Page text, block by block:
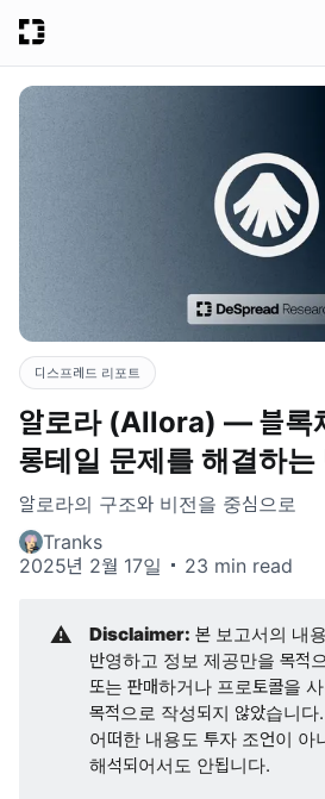
디스프레드 리포트
알로라 (Allora) — 블록
롱테일 문제를 해결하는
알로라의 구조와 비전을 중심으로
Tranks
2025년 2월 17일
23 min read
⚠️ Disclaimer: 본 보고서의 내
반영하고 정보 제공만을 목적
또는 판매하거나 프로토콜을
목적으로 작성되지 않았습니
어떠한 내용도 투자 조언이 아
해석되어서도 안됩니다.